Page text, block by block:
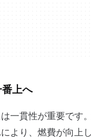
上へ
一貫性が重要で
より、燃費が向